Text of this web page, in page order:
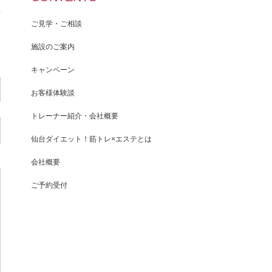
ご見学・ご相談
施設のご案内
キャンペーン
お客様体験談
トレーナー紹介・会社概要
仙台ダイエット！筋トレ×エステとは
会社概要
ご予約受付